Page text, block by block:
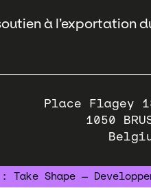
à l’exportation
Place Flagey
1050
: Take Shape —